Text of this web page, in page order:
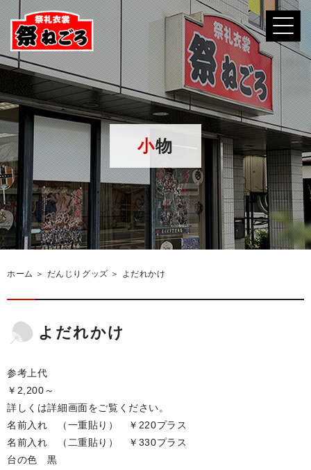
小物
ホーム ＞ だんじりグッズ ＞ よだれかけ
よだれかけ
参考上代
￥2,200～
詳しくは詳細画面をご覧ください。
名前入れ （一重貼り） ￥220プラス
名前入れ （二重貼り） ￥330プラス
台の色 黒